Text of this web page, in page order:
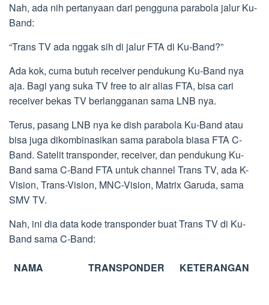
Nah, ada nih pertanyaan dari pengguna parabola jalur Ku-
Band:
“Trans TV ada nggak sih di jalur FTA di Ku-Band?”
Ada kok, cuma butuh receiver pendukung Ku-Band nya
aja. Bagi yang suka TV free to air alias FTA, bisa cari
receiver bekas TV berlangganan sama LNB nya.
Terus, pasang LNB nya ke dish parabola Ku-Band atau
bisa juga dikombinasikan sama parabola biasa FTA C-
Band. Satelit transponder, receiver, dan pendukung Ku-
Band sama C-Band FTA untuk channel Trans TV, ada K-
Vision, Trans-Vision, MNC-Vision, Matrix Garuda, sama
SMV TV.
Nah, ini dia data kode transponder buat Trans TV di Ku-
Band sama C-Band:
NAMA TRANSPONDER
KETERANGAN